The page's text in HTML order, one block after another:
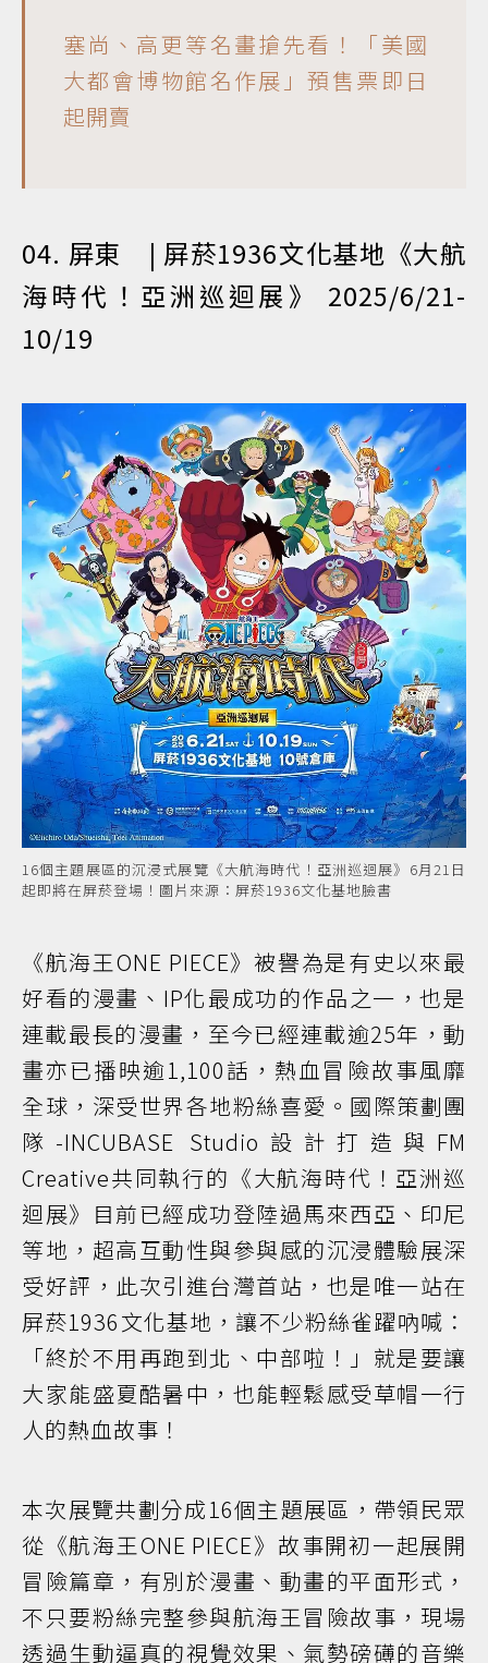
塞尚、高更等名畫搶先看！「美國
大都會博物館名作展」預售票即日
起開賣
04. 屏東 | 屏菸1936文化基地《大航
海時代！亞洲巡迴展》 2025/6/21-
10/19
16個主題展區的沉浸式展覽《大航海時代！亞洲巡迴展》6月21日
起即將在屏菸登場！圖片來源：屏菸1936文化基地臉書
《航海王ONE PIECE》被譽為是有史以來最
好看的漫畫、IP化最成功的作品之一，也是
連載最長的漫畫，至今已經連載逾25年，動
畫亦已播映逾1,100話，熱血冒險故事風靡
全球，深受世界各地粉絲喜愛。國際策劃團
隊-INCUBASE Studio設計打造與FM
Creative共同執行的《大航海時代！亞洲巡
迴展》目前已經成功登陸過馬來西亞、印尼
等地，超高互動性與參與感的沉浸體驗展深
受好評，此次引進台灣首站，也是唯一站在
屏菸1936文化基地，讓不少粉絲雀躍吶喊：
「終於不用再跑到北、中部啦！」就是要讓
大家能盛夏酷暑中，也能輕鬆感受草帽一行
人的熱血故事！
本次展覽共劃分成16個主題展區，帶領民眾
從《航海王ONE PIECE》故事開初一起展開
冒險篇章，有別於漫畫、動畫的平面形式，
不只要粉絲完整參與航海王冒險故事，現場
透過生動逼真的視覺效果、氣勢磅礡的音樂